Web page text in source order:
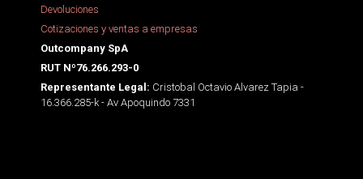
Devoluciones
Cotizaciones y ventas a empresas
Outcompany SpA
RUT Nº76.266.293-0
Representante Legal: Cristobal Octavio Alvarez Tapia -
16.366.285-k - Av Apoquindo 7331